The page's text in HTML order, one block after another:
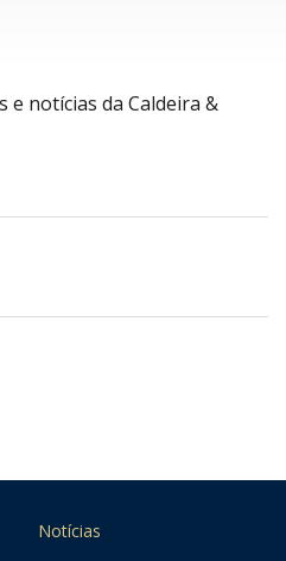
e notícias da Caldeira &
Notícias